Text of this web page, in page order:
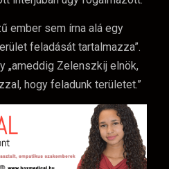
ember sem írna alá egy
feladását tartalmazza”.
„ameddig Zelenszkij elnök,
hogy feladunk területet.”